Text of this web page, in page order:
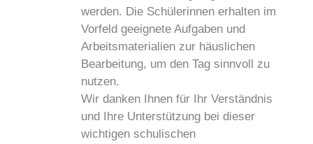
werden. Die Schülerinnen erhalten im
Vorfeld geeignete Aufgaben und
Arbeitsmaterialien zur häuslichen
Bearbeitung, um den Tag sinnvoll zu
nutzen.
Wir danken Ihnen für Ihr Verständnis
und Ihre Unterstützung bei dieser
wichtigen schulischen